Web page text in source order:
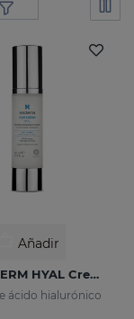
Añadir
HIDRADERM HYAL Crema Hidratante
ácido hialurónico